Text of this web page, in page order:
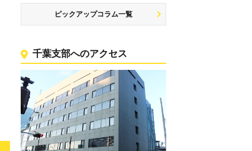
ピックアップコラム一覧
千葉支部へのアクセス